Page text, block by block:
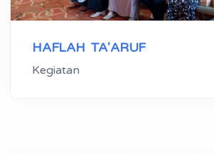
HAFLAH TA'ARUF
Kegiatan